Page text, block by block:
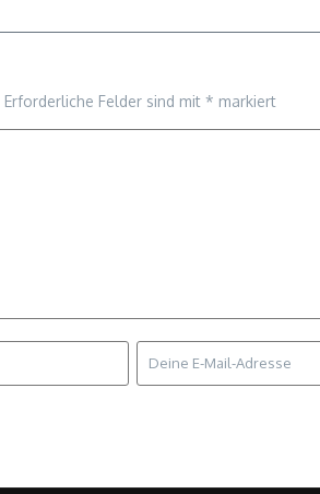
Erforderliche Felder sind mit * markiert